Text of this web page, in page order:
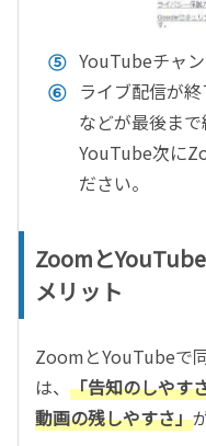
YouTubeチャ
ライブ配信が
などが最後ま
YouTube次に
ださい。
Zoomと
メリット
ZoomとYouTubeで
は、 「告知のしやす
動画の残しやすさ」